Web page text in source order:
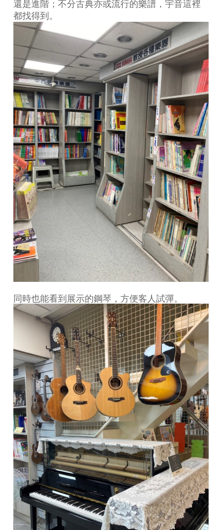
還是進階；不分古典亦或流行的樂譜，宇音這裡
都找得到。
同時也能看到展示的鋼琴，方便客人試彈。